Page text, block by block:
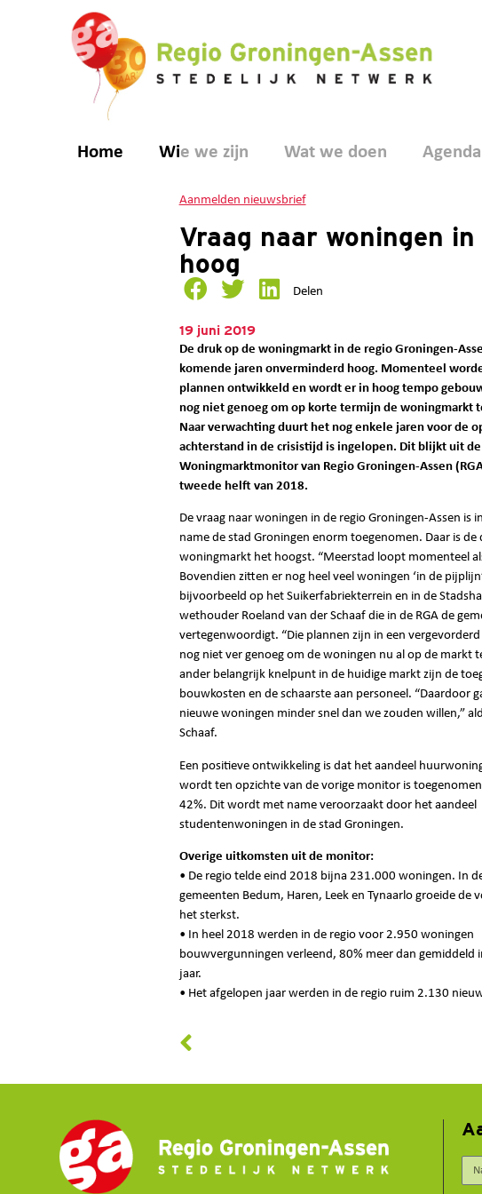
Home Wie we zijn Wat we doen Agenda
Aanmelden nieuwsbrief
Vraag naar woningen
hoog
Delen
19 juni 2019
De druk op de woningmarkt in de regio Groningen-
komende jaren onverminderd hoog. Momenteel
plannen ontwikkeld en wordt er in hoog tempo
nog niet genoeg om op korte termijn de woningmarkt
Naar verwachting duurt het nog enkele jaren voor de
achterstand in de crisistijd is ingelopen. Dit blijkt uit de
Woningmarktmonitor van Regio Groningen-Assen
tweede helft van 2018.
De vraag naar woningen in de regio Groningen-Assen is
name de stad Groningen enorm toegenomen. Daar is de
woningmarkt het hoogst. “Meerstad loopt momenteel
Bovendien zitten er nog heel veel woningen ‘in de
bijvoorbeeld op het Suikerfabriekterrein en in de
wethouder Roeland van der Schaaf die in de RGA de
vertegenwoordigt. “Die plannen zijn in een
nog niet ver genoeg om de woningen nu al op de markt
ander belangrijk knelpunt in de huidige markt zijn de
bouwkosten en de schaarste aan personeel. “Daardoor
nieuwe woningen minder snel dan we zouden willen,”
Schaaf.
Een positieve ontwikkeling is dat het aandeel
wordt ten opzichte van de vorige monitor is
42%. Dit wordt met name veroorzaakt door het aandeel
studentenwoningen in de stad Groningen.
Overige uitkomsten uit de monitor:
• De regio telde eind 2018 bijna 231.000 woningen. In
gemeenten Bedum, Haren, Leek en Tynaarlo groeide de
het sterkst.
• In heel 2018 werden in de regio voor 2.950 woningen
bouwvergunningen verleend, 80% meer dan gemiddeld
jaar.
• Het afgelopen jaar werden in de regio ruim 2.130